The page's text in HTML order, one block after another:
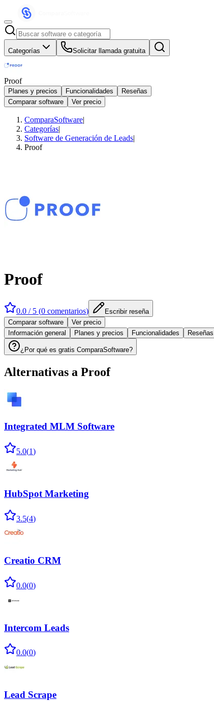
Categorías Solicitar llamada gratuita
Proof
Planes y precios Funcionalidades
Reseñas
Comparar software
Ver precio
ComparaSoftware|
Categorías|
Software de Generación de Leads|
Proof
Proof
0.0 / 5 (0 comentarios)
Escribir reseña
Comparar software
Ver precio
Información general
Planes y precios Funcionalidades Reseñas
¿Por qué es gratis ComparaSoftware?
Alternativas a Proof
Integrated MLM Software
5.0(1)
HubSpot Marketing
3.5(4)
Creatio CRM
0.0(0)
Intercom Leads
0.0(0)
Lead Scrape